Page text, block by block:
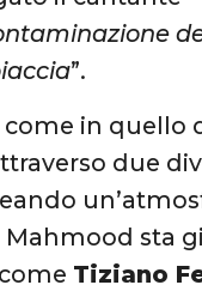
”.
in quello
due
Mahmood sta
Tiziano